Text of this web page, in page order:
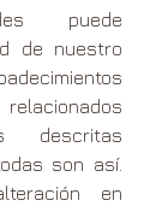
puede
de nuestro
descritas
son así.
en